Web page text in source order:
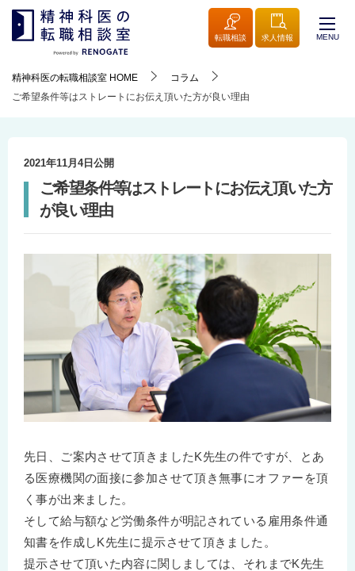
転職相談 求人情報 MENU
精神科医の転職相談室 HOME
コラム
ご希望条件等はストレートにお伝え頂いた方が良い理由
2021年11月4日 公開
ご希望条件等はストレートにお伝え頂いた方
が良い理由
先日、ご案内させて頂きましたK先生の件ですが、とあ
る医療機関の面接に参加させて頂き無事にオファーを頂
く事が出来ました。
そして給与額など労働条件が明記されている雇用条件通
知書を作成しK先生に提示させて頂きました。
提示させて頂いた内容に関しましては、それまでK先生